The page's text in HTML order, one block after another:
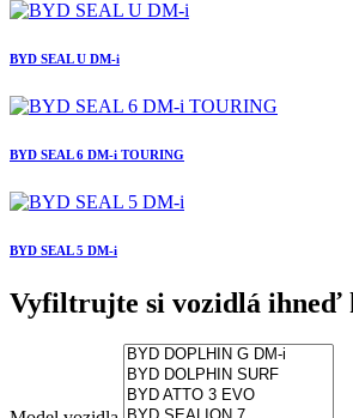
BYD SEAL U DM-i
BYD SEAL 6 DM-i TOURING
BYD SEAL 5 DM-i
Vyfiltrujte si vozidlá ihneď